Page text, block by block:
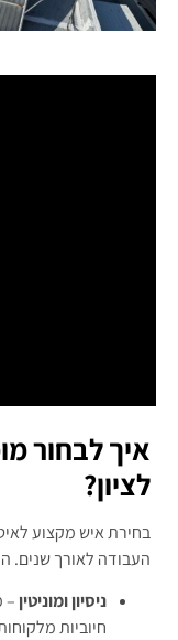
איך לבחור
לציון?
בחירת איש מקצוע
העבודה לאורך שנים.
ניסיון ומוניטין–
חיוביות